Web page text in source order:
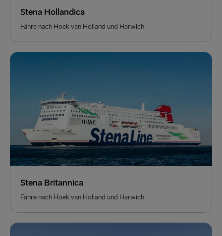
Stena Hollandica
Fähre nach Hoek van Holland und Harwich
Stena Britannica
Fähre nach Hoek van Holland und Harwich